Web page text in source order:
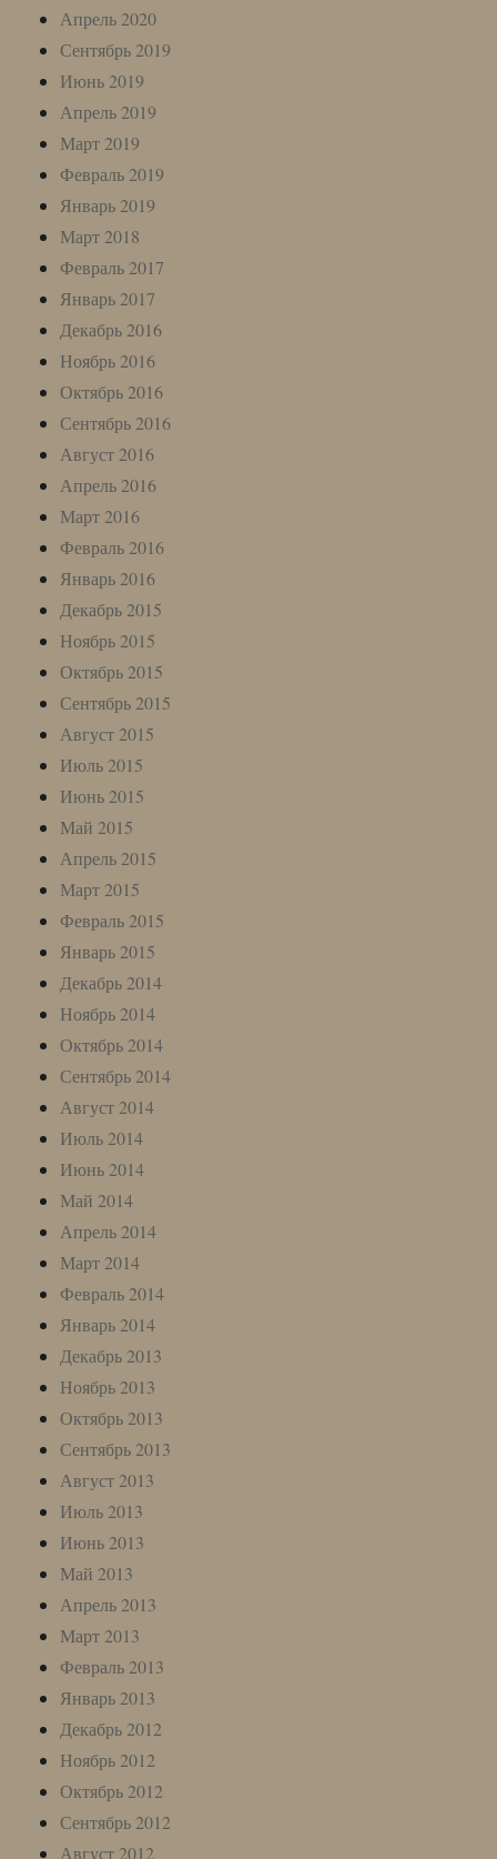
Апрель 2020
Сентябрь 2019
Июнь 2019
Апрель 2019
Март 2019
Февраль 2019
Январь 2019
Март 2018
Февраль 2017
Январь 2017
Декабрь 2016
Ноябрь 2016
Октябрь 2016
Сентябрь 2016
Август 2016
Апрель 2016
Март 2016
Февраль 2016
Январь 2016
Декабрь 2015
Ноябрь 2015
Октябрь 2015
Сентябрь 2015
Август 2015
Июль 2015
Июнь 2015
Май 2015
Апрель 2015
Март 2015
Февраль 2015
Январь 2015
Декабрь 2014
Ноябрь 2014
Октябрь 2014
Сентябрь 2014
Август 2014
Июль 2014
Июнь 2014
Май 2014
Апрель 2014
Март 2014
Февраль 2014
Январь 2014
Декабрь 2013
Ноябрь 2013
Октябрь 2013
Сентябрь 2013
Август 2013
Июль 2013
Июнь 2013
Май 2013
Апрель 2013
Март 2013
Февраль 2013
Январь 2013
Декабрь 2012
Ноябрь 2012
Октябрь 2012
Сентябрь 2012
Август 2012